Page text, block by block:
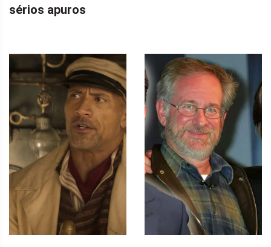
sérios apuros